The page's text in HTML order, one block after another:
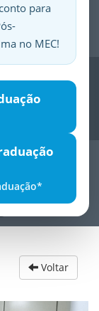
para
no MEC!
ClÃ­nica
Voltar